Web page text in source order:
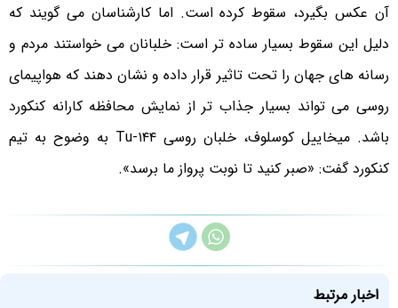
آن عکس بگیرد، سقوط کرده است. اما کارشناسان می گویند که
دلیل این سقوط بسیار ساده تر است: خلبانان می خواستند مردم و
رسانه های جهان را تحت تاثیر قرار داده و نشان دهند که هواپیمای
روسی می تواند بسیار جذاب تر از نمایش محافظه کارانه کنکورد
باشد. میخاییل کوسلوف، خلبان روسی Tu-۱۴۴ به وضوح به تیم
کنکورد گفت: «صبر کنید تا نوبت پرواز ما برسد».
اخبار مرتبط